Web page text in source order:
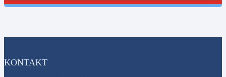
KONTAKT